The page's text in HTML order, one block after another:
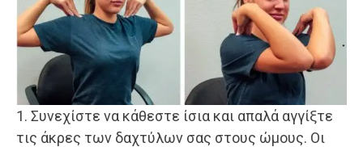
1. Συνεχίστε να κάθεστε ίσια και απαλά αγγίξτε
τις άκρες των δαχτύλων σας στους ώμους. Οι